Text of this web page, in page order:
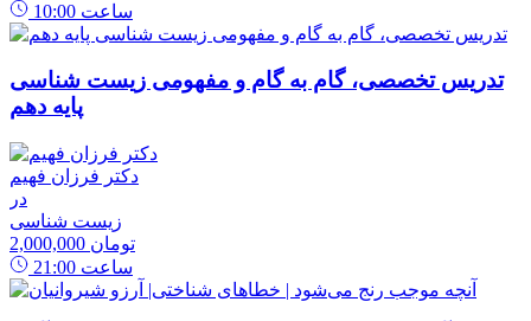
10:00 ساعت
تدریس تخصصی، گام به گام و مفهومی زیست شناسی
پایه دهم
دکتر فرزان فهیم
در
زیست شناسی
2,000,000 تومان
21:00 ساعت